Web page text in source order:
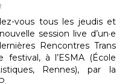
vous tous les jeudis et
session live d’un·e
Rencontres Trans
festival, à l’ESMA (École
Rennes), par la